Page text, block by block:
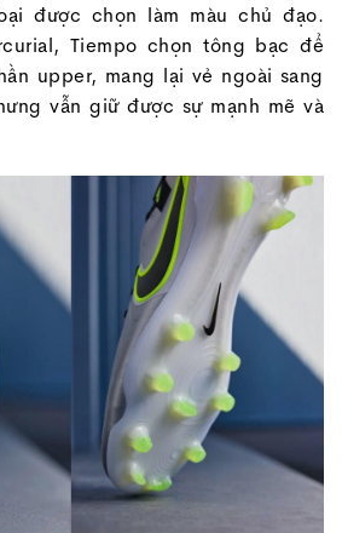
được chọn làm màu chủ đạo.
Tiempo chọn tông bạc để
upper, mang lại vẻ ngoài sang
vẫn giữ được sự mạnh mẽ và